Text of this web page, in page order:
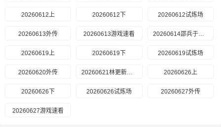
20260612上 20260612下 20260612试炼场
20260613外传 20260613游戏速看 20260614邵兵于洋专访
20260619上 20260619下 20260619试炼场
20260620外传 20260621林更新专访 20260626上
20260626下 20260626试炼场 20260627外传
20260627游戏速看